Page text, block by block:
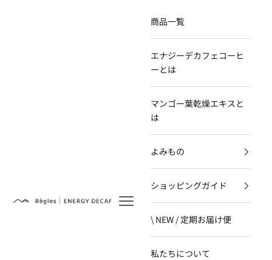
Règles
商品一覧
エナジーデカフェコーヒ
ーとは
マンゴー葉乾燥エキスと
は
よみもの
ショッピングガイド
\ NEW / 定期お届け便
私たちについて